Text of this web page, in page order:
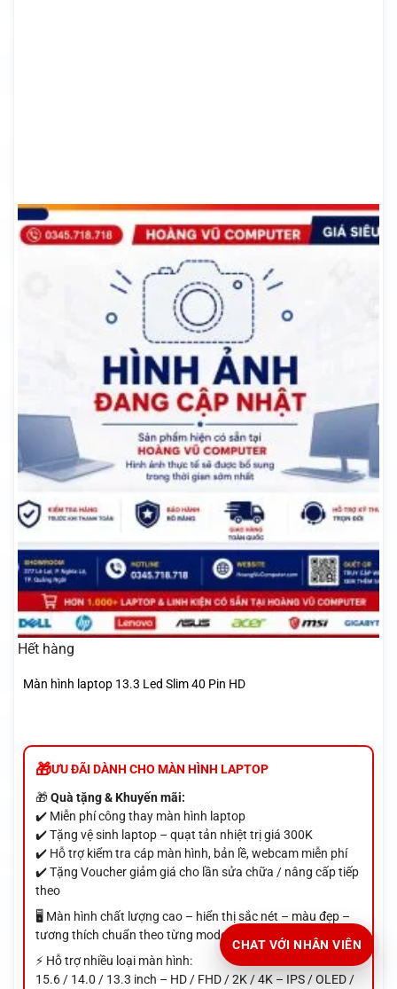
Hết hàng
Màn hình laptop 13.3 Led Slim 40 Pin HD
ƯU ĐÃI DÀNH CHO MÀN HÌNH LAPTOP
🎁Quà tặng & Khuyến mãi:
✔️ Miễn phí công thay màn hình laptop
✔️ Tặng vệ sinh laptop – quạt tản nhiệt trị giá 300K
✔️ Hỗ trợ kiểm tra cáp màn hình, bản lề, webcam miễn phí
✔️ Tặng Voucher giảm giá cho lần sửa chữa / nâng cấp tiếp
theo
🖥️ Màn hình chất lượng cao – hiển thị sắc nét – màu đẹp –
tương thích chuẩn theo từng model máy
⚡ Hỗ trợ nhiều loại màn hình:
15.6 / 14.0 / 13.3 inch – HD / FHD / 2K / 4K – IPS / OLED /
CHAT VỚI NHÂN VIÊN